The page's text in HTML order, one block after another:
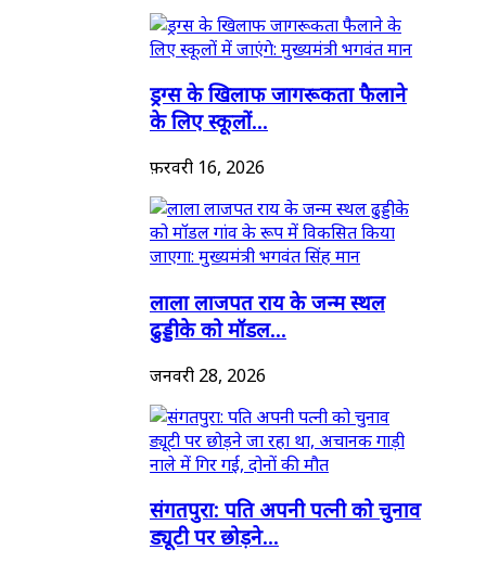
ड्रग्स के खिलाफ जागरूकता फैलाने
के लिए स्कूलों...
फ़रवरी 16, 2026
लाला लाजपत राय के जन्म स्थल
ढुड्डीके को मॉडल...
जनवरी 28, 2026
संगतपुरा: पति अपनी पत्नी को चुनाव
ड्यूटी पर छोड़ने...